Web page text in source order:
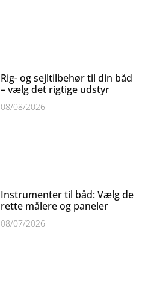
Rig- og sejltilbehør til din båd
– vælg det rigtige udstyr
08/08/2026
Instrumenter til båd: Vælg de
rette målere og paneler
08/07/2026